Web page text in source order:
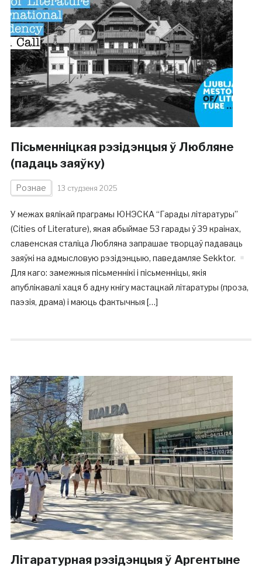
Пісьменніцкая рэзідэнцыя ў Любляне
(падаць заяўку)
Рознае 13 студзеня 2025
У межах вялікай праграмы ЮНЭСКА “Гарады літаратуры”
(Cities of Literature), якая абыймае 53 гарады ў 39 краінах,
славенская сталіца Любляна запрашае творцаў падаваць
заяўкі на адмысловую рэзідэнцыю, паведамляе Sekktor.
Для каго: замежныя пісьменнікі і пісьменніцы, якія
апублікавалі хаця б адну кнігу мастацкай літаратуры (проза,
паэзія, драма) і маюць фактычныя […]
Літаратурная рэзідэнцыя ў Аргентыне